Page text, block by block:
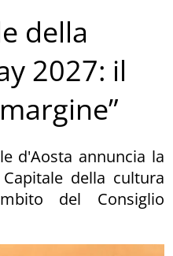
della
2027: il
d'Aosta annuncia la
della cultura
del Consiglio